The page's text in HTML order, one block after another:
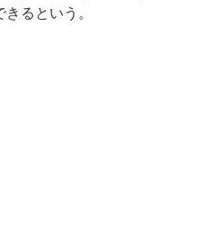
るという。